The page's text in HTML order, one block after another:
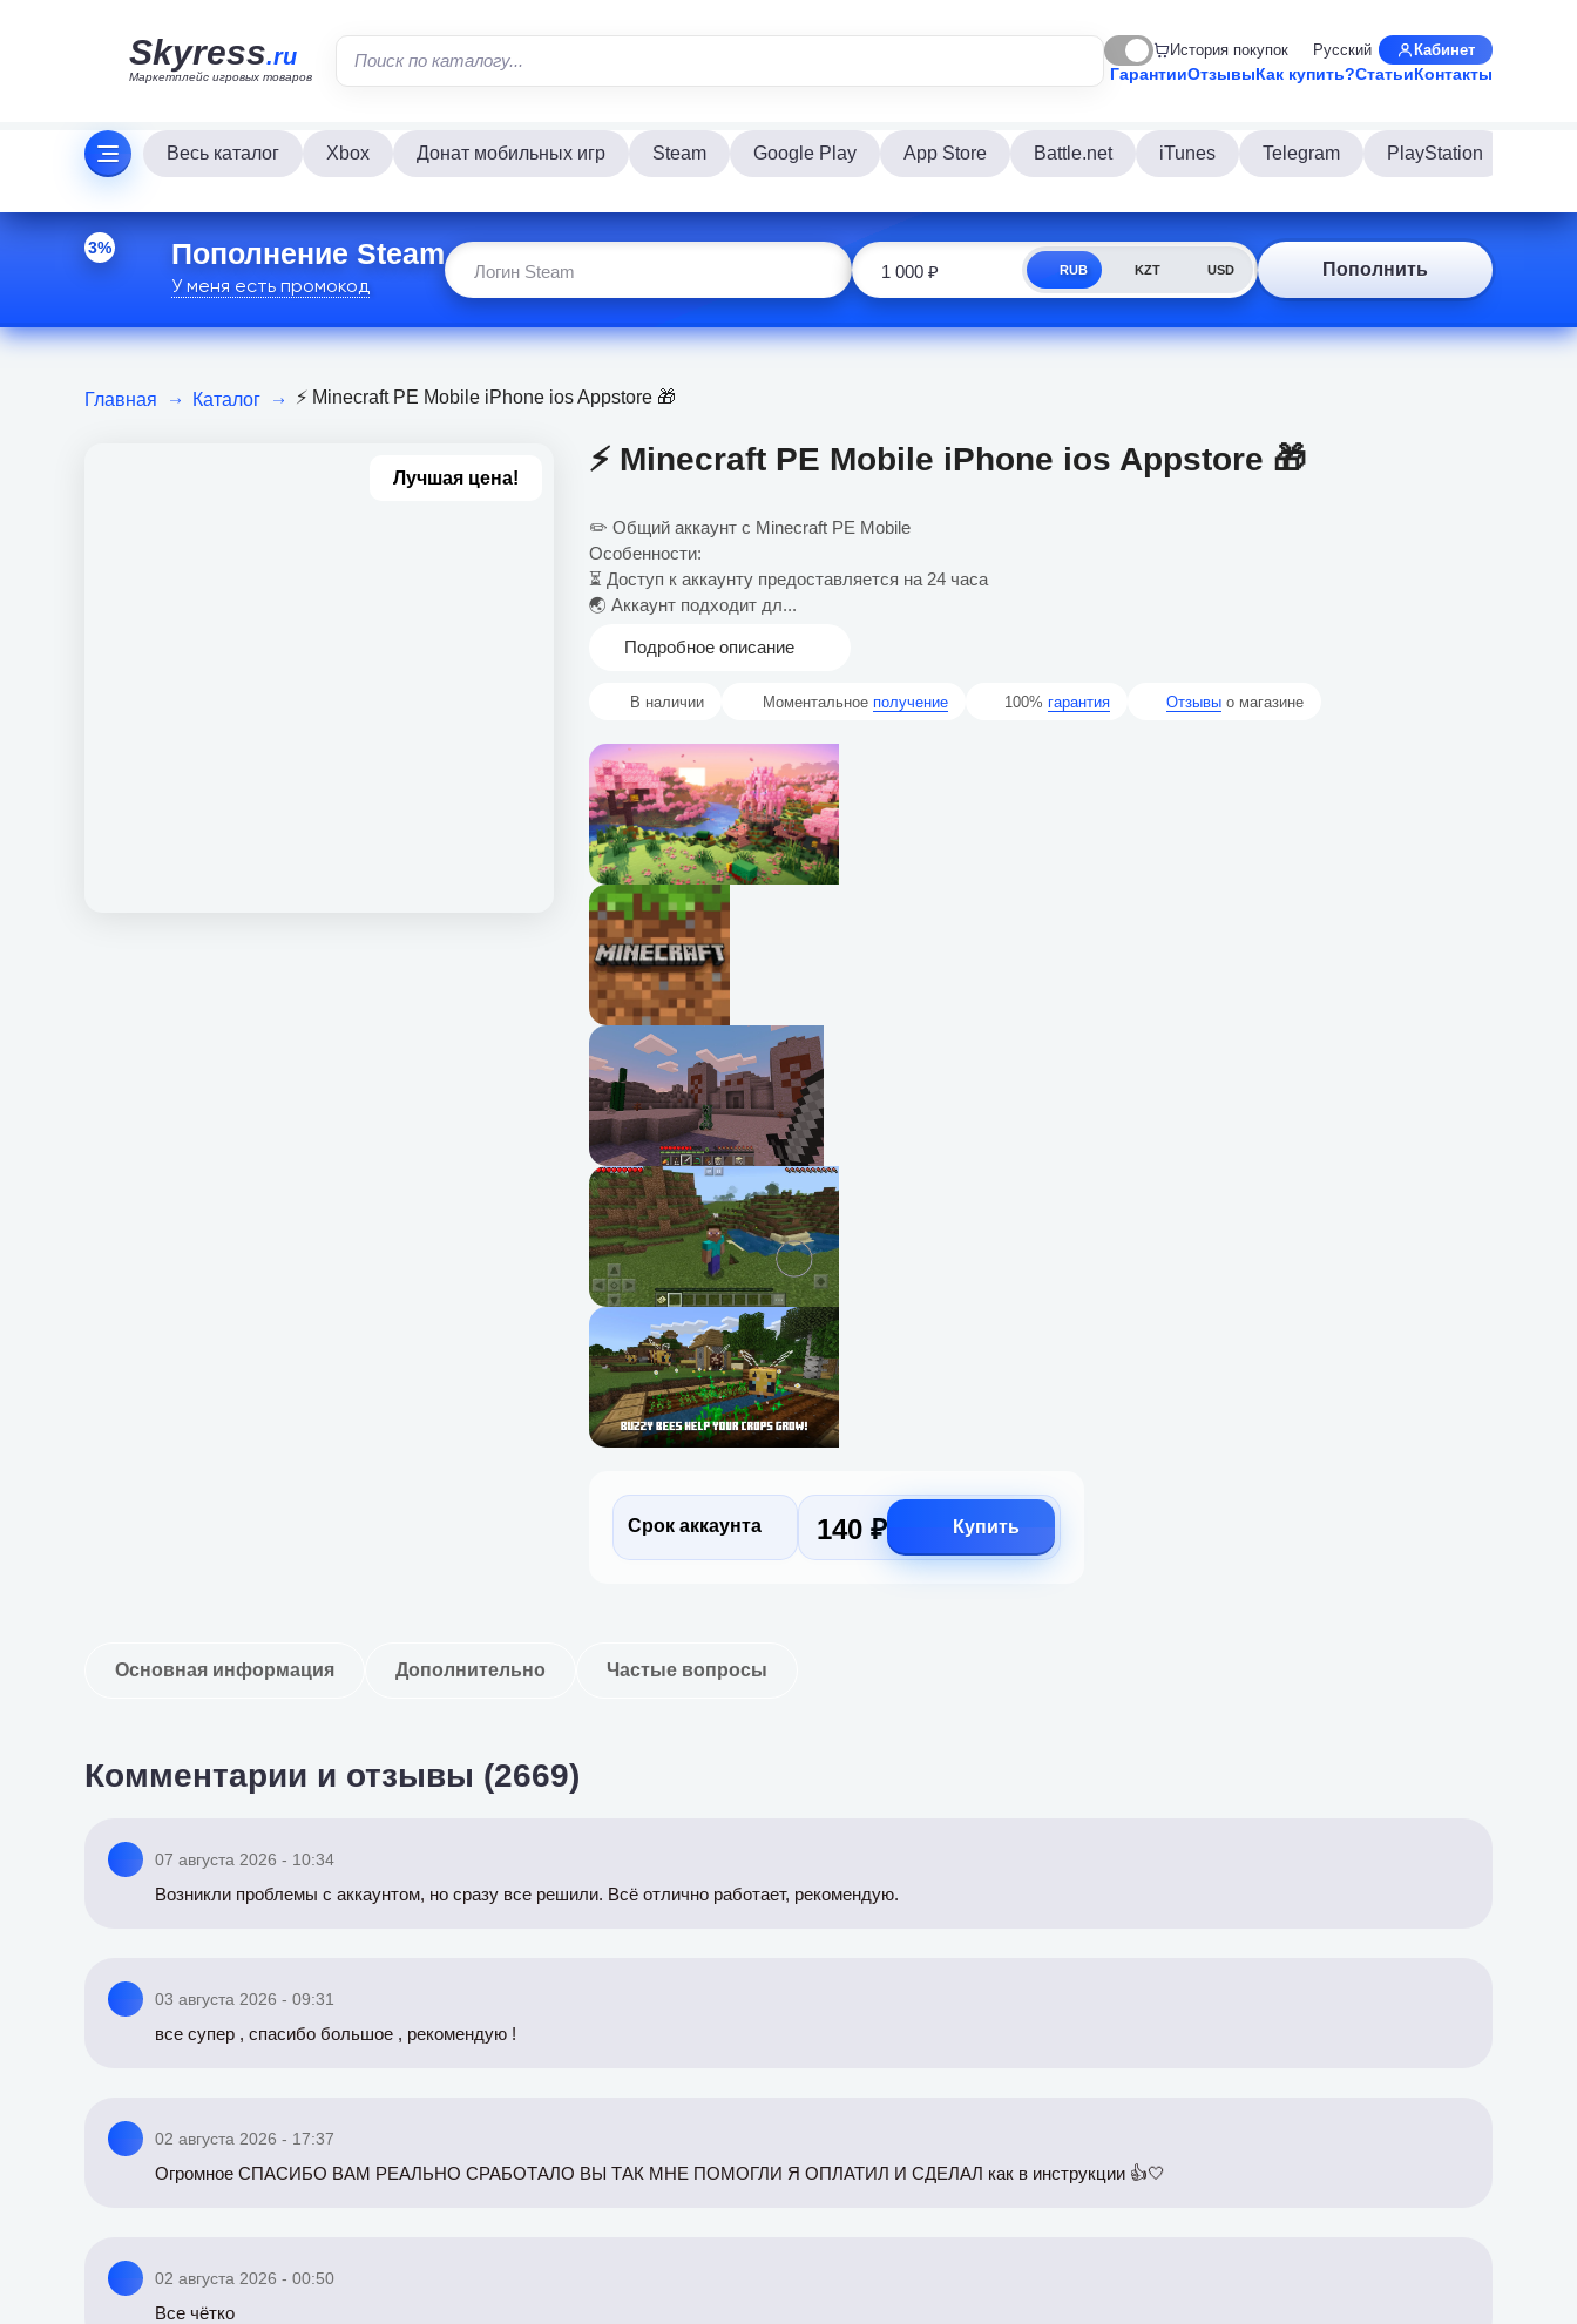
Skyress.ru
Маркетплейс игровых товаров
История покупок Русский Кабинет
ГарантииОтзывыКак купить?СтатьиКонтакты
Весь каталог Xbox Донат мобильных игр Steam Google Play App Store Battle.net iTunes Telegram PlayStation
3% Пополнение Steam
У меня есть промокод
RUB KZT USD Пополнить
Главная Каталог ⚡️ Minecraft PE Mobile iPhone ios Appstore 🎁
Лучшая цена!
⚡️ Minecraft PE Mobile iPhone ios Appstore 🎁
✏️ Общий аккаунт с Minecraft PE Mobile
Особенности:
⏳ Доступ к аккаунту предоставляется на 24 часа
🌏 Аккаунт подходит дл...
Подробное описание
В наличии Моментальное получение 100% гарантия Отзывы о магазине
Срок аккаунта 140 ₽ Купить
Основная информация Дополнительно Частые вопросы
Комментарии и отзывы (2669)
07 августа 2026 - 10:34
Возникли проблемы с аккаунтом, но сразу все решили. Всё отлично работает, рекомендую.
03 августа 2026 - 09:31
все супер , спасибо большое , рекомендую !
02 августа 2026 - 17:37
Огромное СПАСИБО ВАМ РЕАЛЬНО СРАБОТАЛО ВЫ ТАК МНЕ ПОМОГЛИ Я ОПЛАТИЛ И СДЕЛАЛ как в инструкции 👍🤍
02 августа 2026 - 00:50
Все чётко